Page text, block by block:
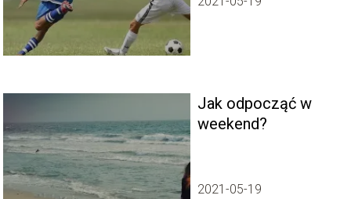
Jak odpocząć w
weekend?
2021-05-19